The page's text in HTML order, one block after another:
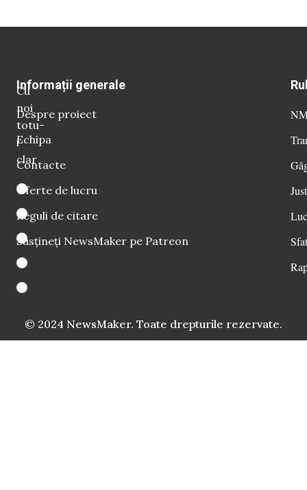
Cu
noi
totu-
i
clar
Informații generale
Despre proiect
Echipa
Contacte
Oferte de lucru
Reguli de citare
Susțineți NewsMaker pe Patreon
© 2024 NewsMaker. Toate drepturile rezervate.